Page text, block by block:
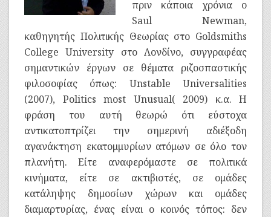
πριν κάποια χρόνια ο
Saul Newman,
καθηγητής Πολιτικής Θεωρίας στο Goldsmiths
College University στο Λονδίνο, συγγραφέας
σημαντικών έργων σε θέματα ριζοσπαστικής
φιλοσοφίας όπως: Unstable Universalities
(2007), Politics most Unusual( 2009) κ.α. Η
φράση του αυτή θεωρώ ότι εύστοχα
αντικατοπτρίζει την σημερινή αδιέξοδη
αγανάκτηση εκατομμυρίων ατόμων σε όλο τον
πλανήτη. Είτε αναφερόμαστε σε πολιτικά
κινήματα, είτε σε ακτιβιστές, σε ομάδες
κατάληψης δημοσίων χώρων και ομάδες
διαμαρτυρίας, ένας είναι ο κοινός τόπος: δεν